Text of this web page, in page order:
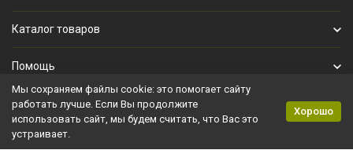
Каталог товаров
Помощь
Личный кабинет
Мы сохраняем файлы cookie: это помогает сайту
работать лучше. Если Вы продолжите
использовать сайт, мы будем считать, что Вас это
устраивает.
Хорошо